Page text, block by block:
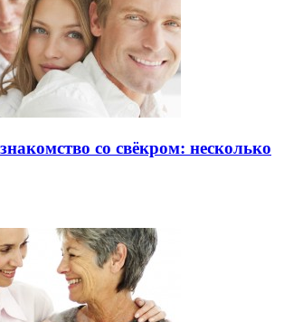
со свёкром: несколько